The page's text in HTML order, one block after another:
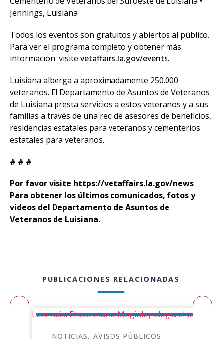
Jennings, Luisiana
Todos los eventos son gratuitos y abiertos al público.
Para ver el programa completo y obtener más
información, visite vetaffairs.la.gov/events.
Luisiana alberga a aproximadamente 250.000
veteranos. El Departamento de Asuntos de Veteranos
de Luisiana presta servicios a estos veteranos y a sus
familias a través de una red de asesores de beneficios,
residencias estatales para veteranos y cementerios
estatales para veteranos.
# # #
Por favor visite https://vetaffairs.la.gov/news
Para obtener los últimos comunicados, fotos y
videos del Departamento de Asuntos de
Veteranos de Luisiana.
PUBLICACIONES RELACIONADAS
NOTICIAS AVISOS PÚBLICOS
Leer más: El secretario Meginley elogia el